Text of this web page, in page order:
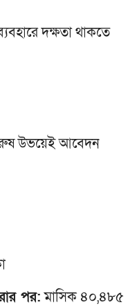
দক্ষতা থাকতে
উভয়েই আবেদন
পর:মাসিক ৪০,৪৮৫